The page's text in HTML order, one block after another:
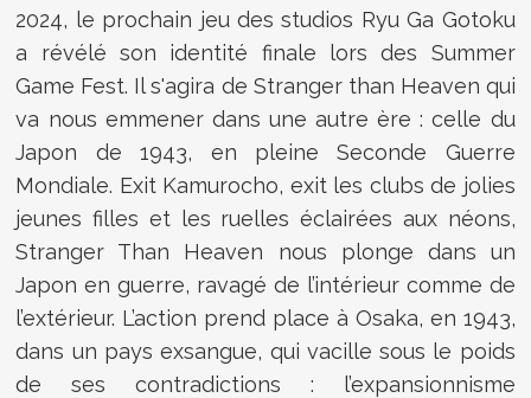
2024, le prochain jeu des studios Ryu Ga Gotoku
a révélé son identité finale lors des Summer
Game Fest. Il s'agira de Stranger than Heaven qui
va nous emmener dans une autre ère : celle du
Japon de 1943, en pleine Seconde Guerre
Mondiale. Exit Kamurocho, exit les clubs de jolies
jeunes filles et les ruelles éclairées aux néons,
Stranger Than Heaven nous plonge dans un
Japon en guerre, ravagé de l’intérieur comme de
l’extérieur. L’action prend place à Osaka, en 1943,
dans un pays exsangue, qui vacille sous le poids
de ses contradictions : l’expansionnisme